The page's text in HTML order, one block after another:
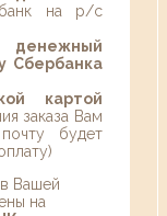
на р/с
денежный
Сбербанка
картой
заказа Вам
будет
Вашей
на